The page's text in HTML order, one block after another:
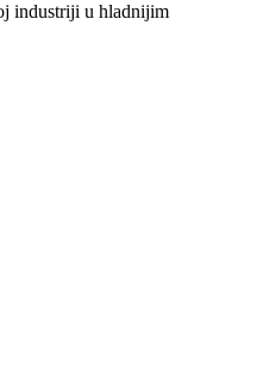
industriji u hladnijim